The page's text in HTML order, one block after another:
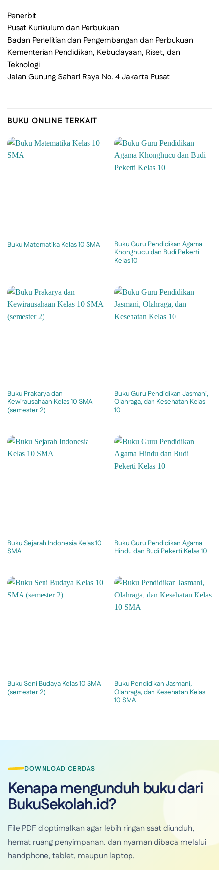
Penerbit
Pusat Kurikulum dan Perbukuan
Badan Penelitian dan Pengembangan dan Perbukuan
Kementerian Pendidikan, Kebudayaan, Riset, dan
Teknologi
Jalan Gunung Sahari Raya No. 4 Jakarta Pusat
BUKU ONLINE TERKAIT
Buku Matematika Kelas 10 SMA
Buku Guru Pendidikan Agama
Khonghucu dan Budi Pekerti
Kelas 10
Buku Prakarya dan
Kewirausahaan Kelas 10 SMA
(semester 2)
Buku Guru Pendidikan Jasmani,
Olahraga, dan Kesehatan Kelas
10
Buku Sejarah Indonesia Kelas 10
SMA
Buku Guru Pendidikan Agama
Hindu dan Budi Pekerti Kelas 10
Buku Seni Budaya Kelas 10 SMA
(semester 2)
Buku Pendidikan Jasmani,
Olahraga, dan Kesehatan Kelas
10 SMA
DOWNLOAD CERDAS
Kenapa mengunduh buku dari
BukuSekolah.id?
File PDF dioptimalkan agar lebih ringan saat diunduh,
hemat ruang penyimpanan, dan nyaman dibaca melalui
handphone, tablet, maupun laptop.